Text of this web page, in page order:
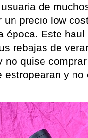
de
un precio low
época. Este
rebajas de
no quise
estropearan y